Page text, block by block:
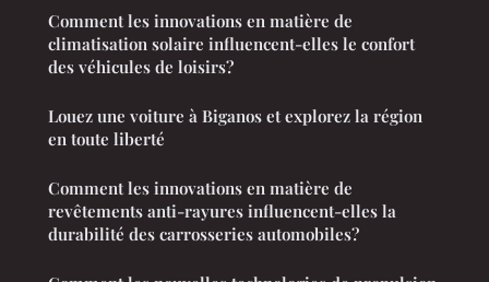
Comment les innovations en matière de
climatisation solaire influencent-elles le confort
des véhicules de loisirs?
Louez une voiture à Biganos et explorez la région
en toute liberté
Comment les innovations en matière de
revêtements anti-rayures influencent-elles la
durabilité des carrosseries automobiles?